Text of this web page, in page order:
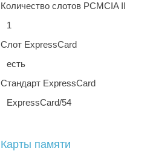
Количество слотов PCMCIA II
1
Слот ExpressCard
есть
Стандарт ExpressCard
ExpressCard/54
Карты памяти